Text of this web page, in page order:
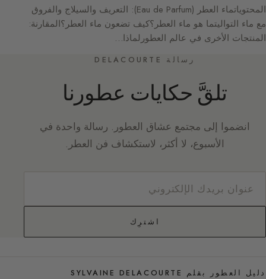
المحتوياتماء العطر (Eau de Parfum): التعريف والسيلاج والفروق
مع ماء التواليتما هو ماء العطر؟كيف تضعون ماء العطر؟المقارنة:
المنتجات الأخرى في عالم العطورلماذا…
رسالة DELACOURTE
تلقَّ حكايات عطورنا
انضموا إلى مجتمع عشاق العطور. رسالة واحدة في
الأسبوع، لا أكثر، لاستكشاف فن العطر.
اشترِك
دليل العطور بقلم SYLVAINE DELACOURTE